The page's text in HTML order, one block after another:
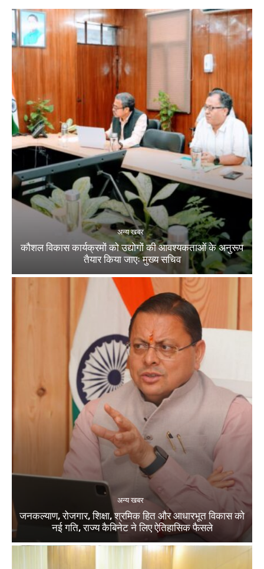
अन्य खबर
कौशल विकास कार्यक्रमों को उद्योगों की आवश्यकताओं के अनुरूप
तैयार किया जाएः मुख्य सचिव
अन्य खबर
जनकल्याण, रोजगार, शिक्षा, श्रमिक हित और आधारभूत विकास को
नई गति, राज्य कैबिनेट ने लिए ऐतिहासिक फैसले